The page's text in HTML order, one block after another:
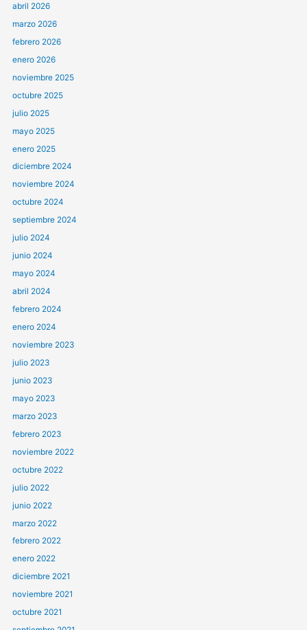
abril 2026
marzo 2026
febrero 2026
enero 2026
noviembre 2025
octubre 2025
julio 2025
mayo 2025
enero 2025
diciembre 2024
noviembre 2024
octubre 2024
septiembre 2024
julio 2024
junio 2024
mayo 2024
abril 2024
febrero 2024
enero 2024
noviembre 2023
julio 2023
junio 2023
mayo 2023
marzo 2023
febrero 2023
noviembre 2022
octubre 2022
julio 2022
junio 2022
marzo 2022
febrero 2022
enero 2022
diciembre 2021
noviembre 2021
octubre 2021